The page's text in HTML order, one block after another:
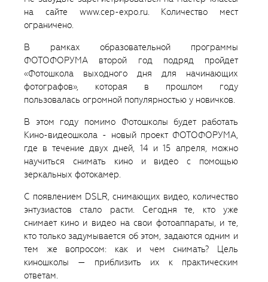
на сайте www.cep-expo.ru. Количество мест
ограничено.
В рамках образовательной программы
ФОТОФОРУМА второй год подряд пройдет
«Фотошкола выходного дня для начинающих
фотографов», которая в прошлом году
пользовалась огромной популярностью у новичков.
В этом году помимо Фотошколы будет работать
Кино-видеошкола - новый проект ФОТОФОРУМА,
где в течение двух дней, 14 и 15 апреля, можно
научиться снимать кино и видео с помощью
зеркальных фотокамер.
С появлением DSLR, снимающих видео, количество
энтузиастов стало расти. Сегодня те, кто уже
снимает кино и видео на свои фотоаппараты, и те,
кто только задумывается об этом, задаются одним и
тем же вопросом: как и чем снимать? Цель
киношколы — приблизить их к практическим
ответам.